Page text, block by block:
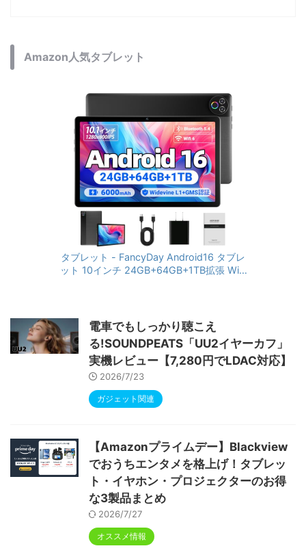
Amazon人気タブレット
タブレット - FancyDay Android16 タブレ
ット 10インチ 24GB+64GB+1TB拡張 WiFi
RGBライト 児童守護 IPS画面 日本語説明書
電車でもしっかり聴こえ
る!SOUNDPEATS「UU2イヤーカフ」
実機レビュー【7,280円でLDAC対応】
2026/7/23
ガジェット関連
【Amazonプライムデー】Blackview
でおうちエンタメを格上げ！タブレッ
ト・イヤホン・プロジェクターのお得
な3製品まとめ
2026/7/27
オススメ情報